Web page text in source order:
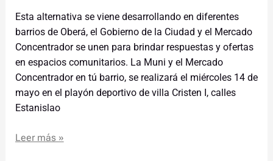
Esta alternativa se viene desarrollando en diferentes
barrios de Oberá, el Gobierno de la Ciudad y el Mercado
Concentrador se unen para brindar respuestas y ofertas
en espacios comunitarios. La Muni y el Mercado
Concentrador en tú barrio, se realizará el miércoles 14 de
mayo en el playón deportivo de villa Cristen I, calles
Estanislao
Leer más »